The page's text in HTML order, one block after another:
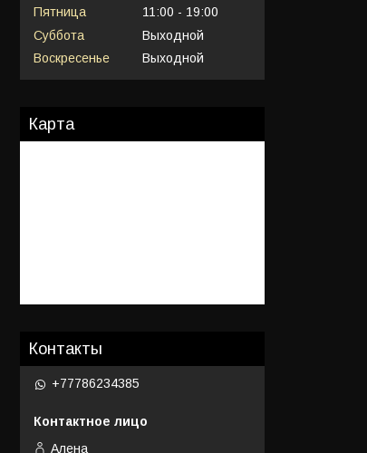
Пятница
11:00
19:00
Суббота
Выходной
Воскресенье
Выходной
Карта
Контакты
+77786234385
Алена